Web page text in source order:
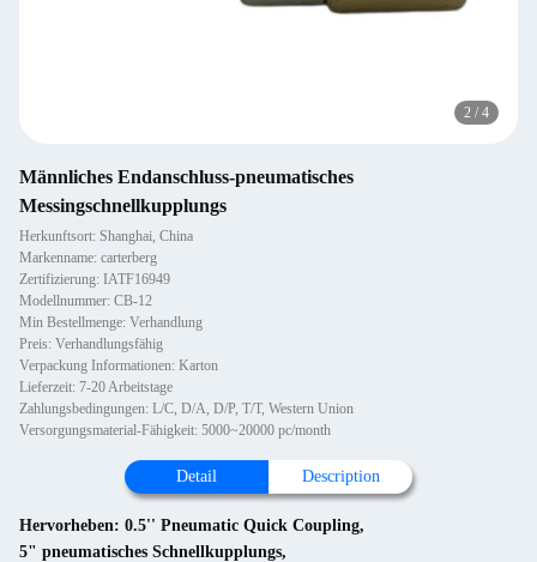
2 / 4
Männliches Endanschluss-pneumatisches
Messingschnellkupplungs
Herkunftsort: Shanghai, China
Markenname: carterberg
Zertifizierung: IATF16949
Modellnummer: CB-12
Min Bestellmenge: Verhandlung
Preis: Verhandlungsfähig
Verpackung Informationen: Karton
Lieferzeit: 7-20 Arbeitstage
Zahlungsbedingungen: L/C, D/A, D/P, T/T, Western Union
Versorgungsmaterial-Fähigkeit: 5000~20000 pc/month
Detail Description
Hervorheben: 0.5'' Pneumatic Quick Coupling,
5" pneumatisches Schnellkupplungs,